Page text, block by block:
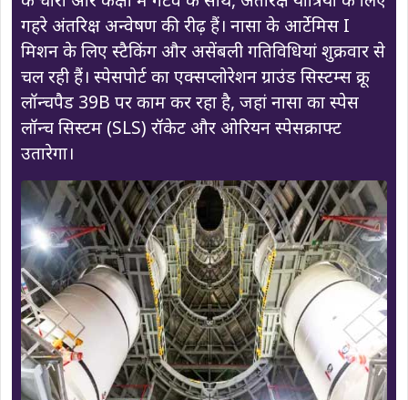
गहरे अंतरिक्ष अन्वेषण की रीढ़ हैं। नासा के आर्टेमिस I
मिशन के लिए स्टैकिंग और असेंबली गतिविधियां शुक्रवार से
चल रही हैं। स्पेसपोर्ट का एक्सप्लोरेशन ग्राउंड सिस्टम्स क्रू
लॉन्चपैड 39B पर काम कर रहा है, जहां नासा का स्पेस
लॉन्च सिस्टम (SLS) रॉकेट और ओरियन स्पेसक्राफ्ट
उतारेगा।